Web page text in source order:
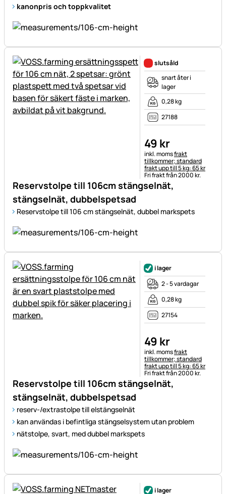
kanonpris och toppkvalitet
Reservstolpe till 106cm stängselnät,
stängselnät, dubbelspetsad
Reservstolpe till 106 cm stängselnät, dubbel markspets
slutsåld
snart åter i
lager
0,28 kg
27188
49 kr
Skatteinformation:
inkl. momsfrakt
tillkommer; standard
frakt upp till 5 kg: 65 kr
Fri frakt från 2000 kr.
Reservstolpe till 106cm stängselnät,
stängselnät, dubbelspetsad
reserv-/extrastolpe till elstängselnät
kan användas i befintliga stängselsystem utan problem
nätstolpe, svart, med dubbel markspets
i lager
2 - 5 vardagar
0,28 kg
27154
49 kr
Skatteinformation:
inkl. momsfrakt
tillkommer; standard
frakt upp till 5 kg: 65 kr
Fri frakt från 2000 kr.
i lager